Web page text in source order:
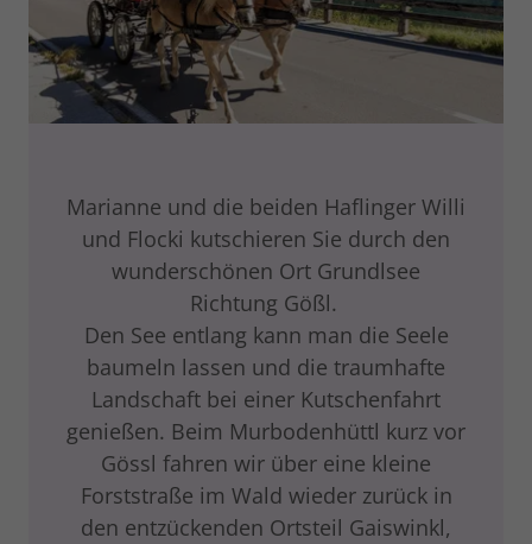
Marianne und die beiden Haflinger Willi
und Flocki kutschieren Sie durch den
wunderschönen Ort Grundlsee
Richtung Gößl.
Den See entlang kann man die Seele
baumeln lassen und die traumhafte
Landschaft bei einer Kutschenfahrt
genießen. Beim Murbodenhüttl kurz vor
Gössl fahren wir über eine kleine
Forststraße im Wald wieder zurück in
den entzückenden Ortsteil Gaiswinkl,